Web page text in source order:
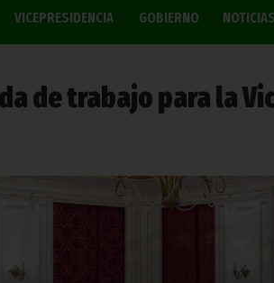
VICEPRESIDENCIA GOBIERNO NOTICIAS
de trabajo para la